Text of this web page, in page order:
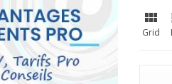

Grid